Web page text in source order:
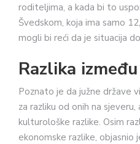
roditeljima, a kada bi to
Švedskom, koja ima samo
mogli bi reći da je situacija
Razlika
Poznato je da južne države
za razliku od onih na
kulturološke razlike. Osim
ekonomske razlike, objasnio